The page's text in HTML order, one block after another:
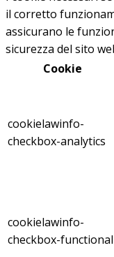
il corretto
assicurano le
sicurezza del sito
Cookie
cookielawinfo-
checkbox-analytics
cookielawinfo-
checkbox-functional